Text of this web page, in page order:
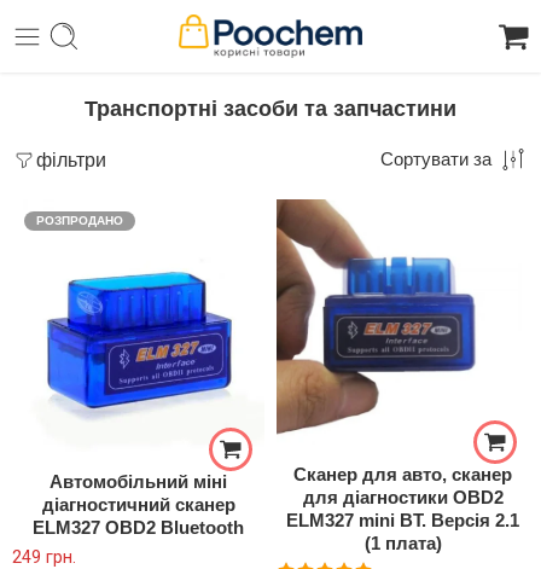
Транспортні засоби та запчастини
фільтри Сортувати за
РОЗПРОДАНО
Автомобільний міні
діагностичний сканер
ELM327 OBD2 Bluetooth
249 грн.
Сканер для авто, сканер
для діагностики OBD2
ELM327 mini BT. Версія 2.1
(1 плата)